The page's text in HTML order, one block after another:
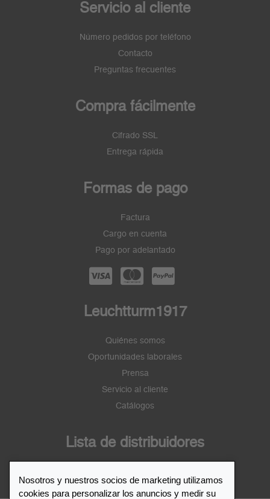
Servicio al cliente
Número pedidos por teléfono
Contacto
Preguntas frecuentes
Compra fácilmente
Cifrado SSL
Entrega rápida
Formas de pago
Factura
Cargo en cuenta
Pago por adelantado
Leuchtturm1917
Quiénes somos
Oportunidades laborales
Prensa
Servicio al cliente
Catálogos
Lista de distribuidores
Nosotros y nuestros socios de marketing utilizamos
cookies para personalizar los anuncios y medir su